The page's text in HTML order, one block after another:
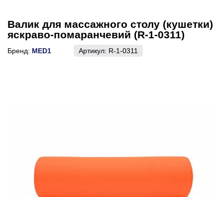
Валик для массажного столу (кушетки)
яскраво-помаранчевий (R-1-0311)
Бренд: MED1 Артикул: R-1-0311